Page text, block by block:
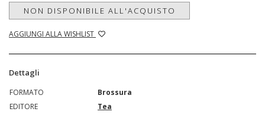
NON DISPONIBILE ALL'ACQUISTO
AGGIUNGI ALLA WISHLIST
Dettagli
FORMATO
Brossura
EDITORE
Tea